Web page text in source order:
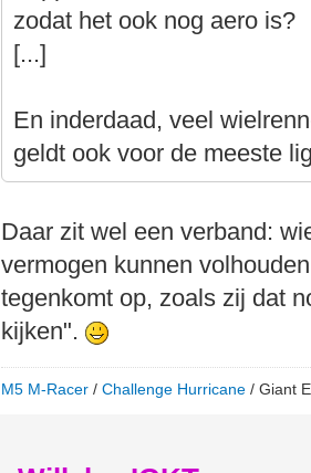
zodat het ook nog aero is?
[...]
En inderdaad, veel
geldt ook voor de meeste
Daar zit wel een verband:
vermogen kunnen
tegenkomt op, zoals zij dat
kijken".
M5 M-Racer /Challenge Hurricane / Giant